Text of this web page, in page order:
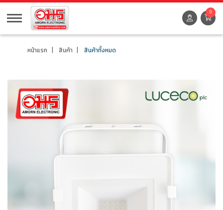
0
หน้าแรก สินค้า สินค้าทั้งหมด